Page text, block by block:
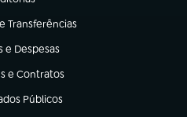
em nova aba)
Transferências
aba)
e Despesas
nova aba)
e Contratos
aba)
Públicos
nova aba)